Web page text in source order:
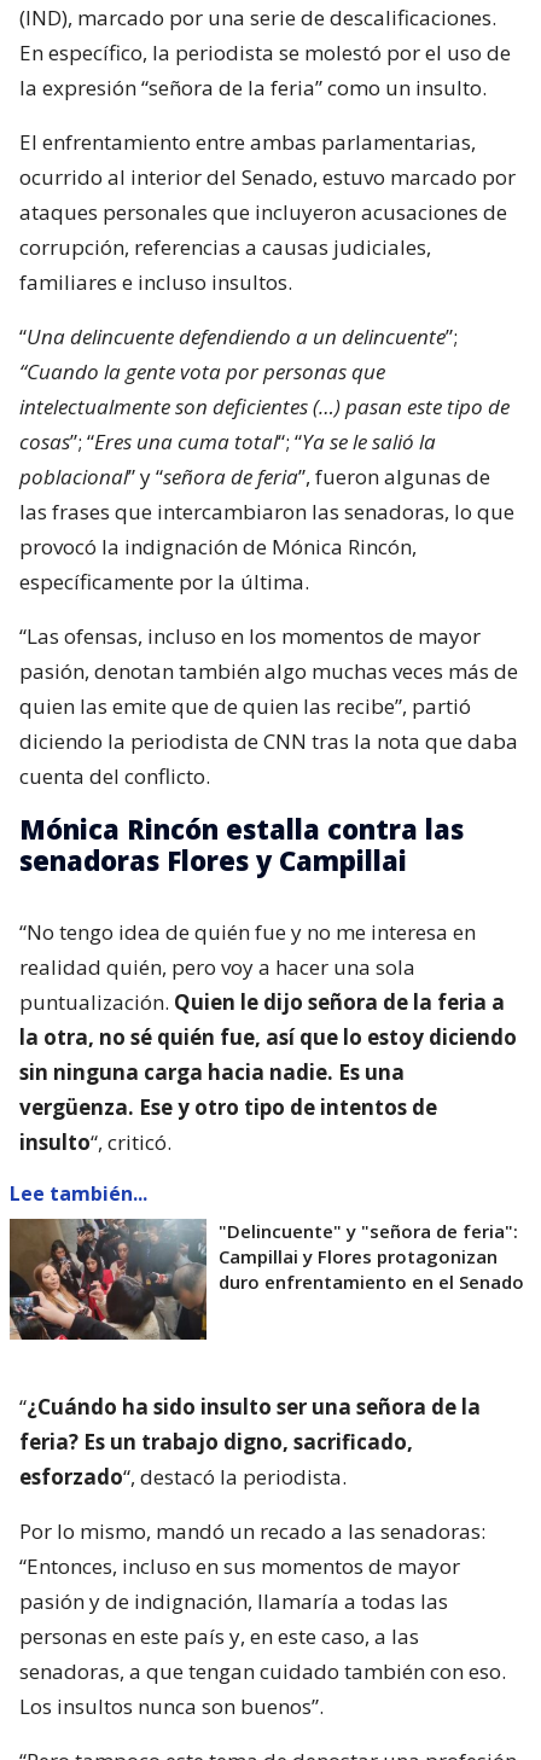
(IND), marcado por una serie de descalificaciones.
En específico, la periodista se molestó por el uso de
la expresión “señora de la feria” como un insulto.
El enfrentamiento entre ambas parlamentarias,
ocurrido al interior del Senado, estuvo marcado por
ataques personales que incluyeron acusaciones de
corrupción, referencias a causas judiciales,
familiares e incluso insultos.
“Una delincuente defendiendo a un delincuente”;
“Cuando la gente vota por personas que
intelectualmente son deficientes (…) pasan este tipo de
cosas”; “Eres una cuma total“; “Ya se le salió la
poblacional” y “señora de feria”, fueron algunas de
las frases que intercambiaron las senadoras, lo que
provocó la indignación de Mónica Rincón,
específicamente por la última.
“Las ofensas, incluso en los momentos de mayor
pasión, denotan también algo muchas veces más de
quien las emite que de quien las recibe”, partió
diciendo la periodista de CNN tras la nota que daba
cuenta del conflicto.
Mónica Rincón estalla contra las
senadoras Flores y Campillai
“No tengo idea de quién fue y no me interesa en
realidad quién, pero voy a hacer una sola
puntualización. Quien le dijo señora de la feria a
la otra, no sé quién fue, así que lo estoy diciendo
sin ninguna carga hacia nadie. Es una
vergüenza. Ese y otro tipo de intentos de
insulto“, criticó.
Lee también...
"Delincuente" y "señora de feria":
Campillai y Flores protagonizan
duro enfrentamiento en el Senado
“¿Cuándo ha sido insulto ser una señora de la
feria? Es un trabajo digno, sacrificado,
esforzado“, destacó la periodista.
Por lo mismo, mandó un recado a las senadoras:
“Entonces, incluso en sus momentos de mayor
pasión y de indignación, llamaría a todas las
personas en este país y, en este caso, a las
senadoras, a que tengan cuidado también con eso.
Los insultos nunca son buenos”.